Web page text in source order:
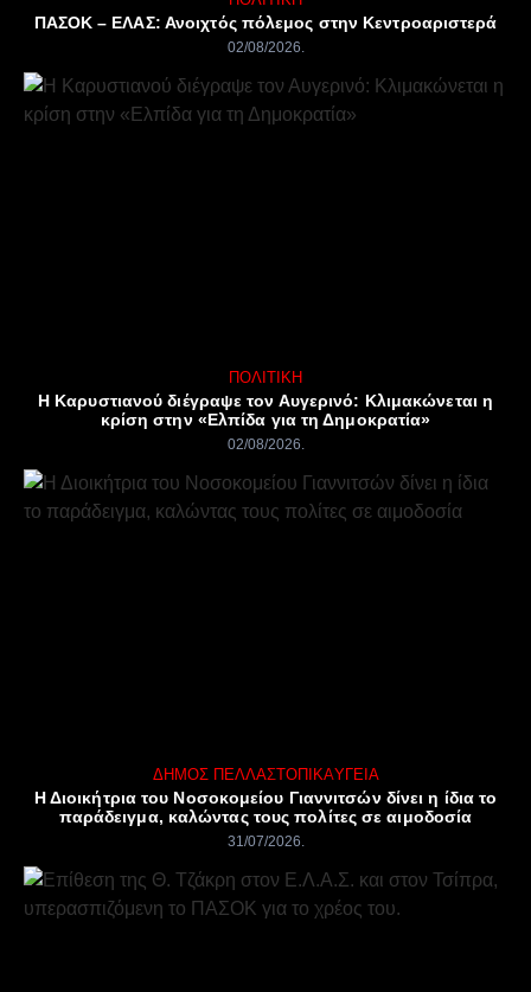
ΠΑΣΟΚ – ΕΛΑΣ: Ανοιχτός πόλεμος στην Κεντροαριστερά
02/08/2026
ΠΟΛΙΤΙΚΉ
Η Καρυστιανού διέγραψε τον Αυγερινό: Κλιμακώνεται η
κρίση στην «Ελπίδα για τη Δημοκρατία»
02/08/2026
ΔΉΜΟΣ ΠΈΛΛΑΣΤΟΠΙΚΆΥΓΕΊΑ
Η Διοικήτρια του Νοσοκομείου Γιαννιτσών δίνει η ίδια το
παράδειγμα, καλώντας τους πολίτες σε αιμοδοσία
31/07/2026